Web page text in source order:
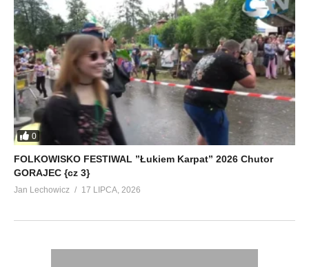
0
FOLKOWISKO FESTIWAL ”Łukiem Karpat” 2026 Chutor
GORAJEC {cz 3}
Jan Lechowicz 17 LIPCA, 2026